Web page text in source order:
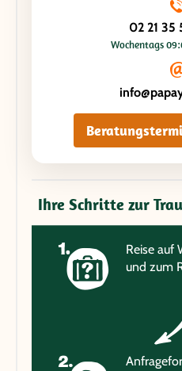
02 21 35
Wochentags
Ihre Schritte zur
Reise auf
und zum